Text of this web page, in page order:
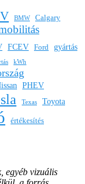
BMW Calgary
FCEV Ford gyártás
kWh
PHEV
Texas
Toyota
értékesítés
egyéb vizuális